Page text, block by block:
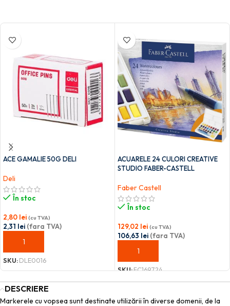
ACE GAMALIE 50G DELI
Deli
În stoc
2,80 lei (cu TVA)
2,31 lei (fara TVA)
ADAUGĂ ÎN COȘ
SKU:DLE0016
ACUARELE 24 CULORI CREATIVE
STUDIO FABER-CASTELL
Faber Castell
În stoc
129,02 lei (cu TVA)
106,63 lei (fara TVA)
ADAUGĂ ÎN COȘ
SKU:FC169724
DESCRIERE
Markerele cu vopsea sunt destinate utilizării în diverse domenii, de la